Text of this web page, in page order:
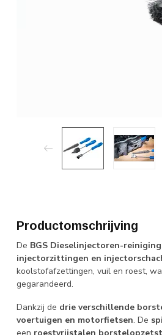
Productomschrijving
De BGS Dieselinjectoren-
injectorzittingen en
koolstofafzettingen, vuil en roest,
gegarandeerd.
Dankzij de drie verschillende
voertuigen en motorfietsen. De